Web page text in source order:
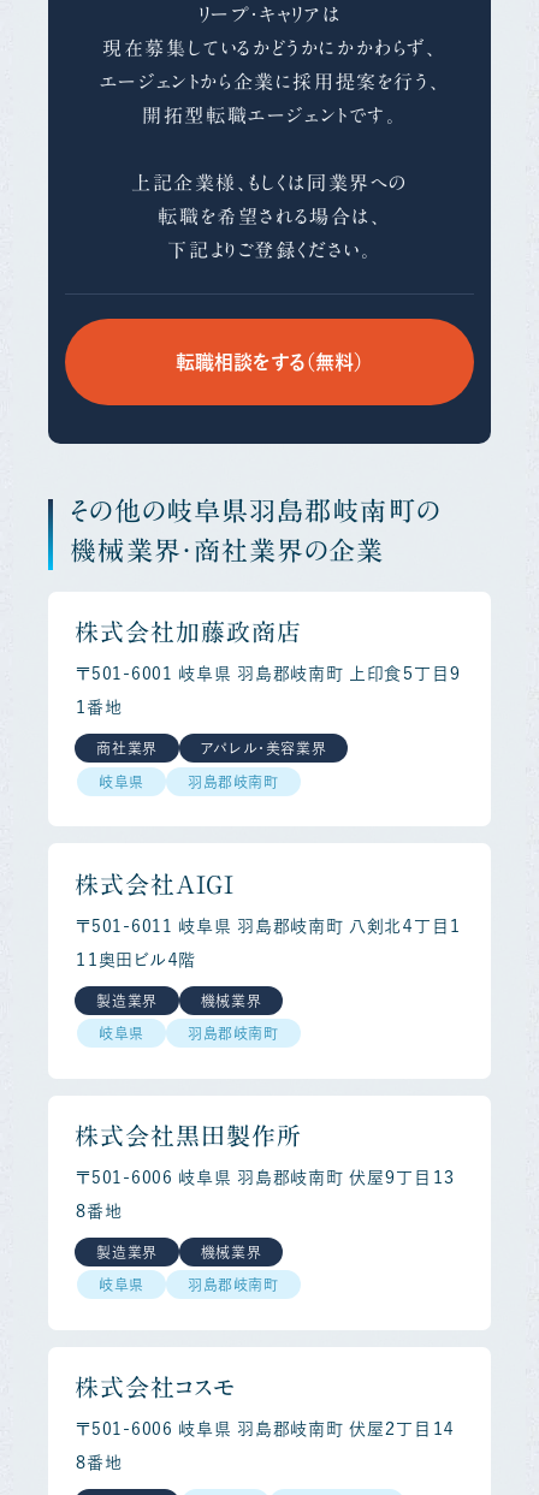
リープ・キャリアは
現在募集しているかどうかにかかわらず、
エージェントから企業に採用提案を行う、
開拓型転職エージェントです。
上記企業様、もしくは同業界への
転職を希望される場合は、
下記よりご登録ください。
転職相談をする（無料）
その他の岐阜県羽島郡岐南町の
機械業界・商社業界の企業
株式会社加藤政商店
〒501-6001 岐阜県 羽島郡岐南町 上印食５丁目９
１番地
商社業界 アパレル・美容業界
岐阜県 羽島郡岐南町
株式会社ＡＩＧＩ
〒501-6011 岐阜県 羽島郡岐南町 八剣北４丁目１
１１奥田ビル４階
製造業界 機械業界
岐阜県 羽島郡岐南町
株式会社黒田製作所
〒501-6006 岐阜県 羽島郡岐南町 伏屋９丁目１３
８番地
製造業界 機械業界
岐阜県 羽島郡岐南町
株式会社コスモ
〒501-6006 岐阜県 羽島郡岐南町 伏屋２丁目１４
８番地